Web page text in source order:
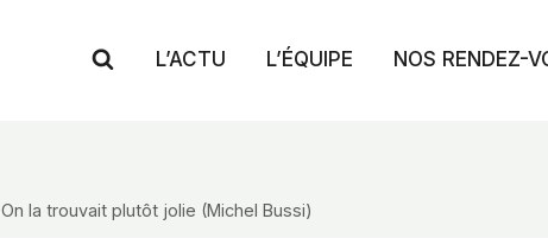
L’ACTU L’ÉQUIPE NOS RENDEZ-
On la trouvait plutôt jolie (Michel Bussi)